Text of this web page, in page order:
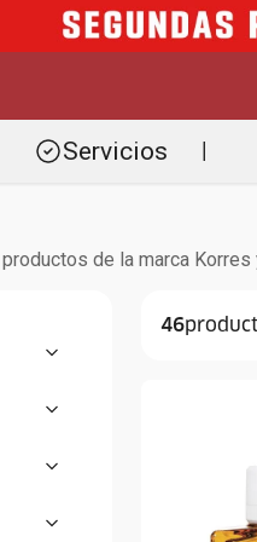
Servicios
de la marca
(
(
46